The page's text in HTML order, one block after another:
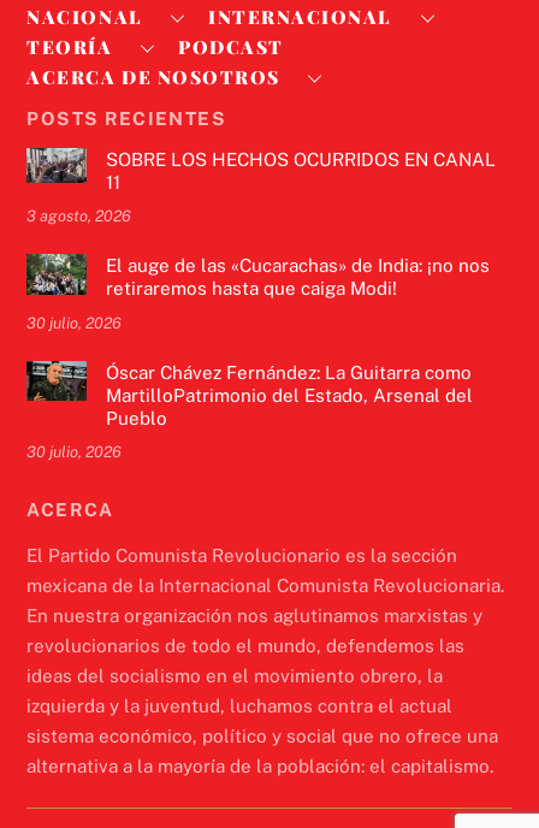
NACIONAL
INTERNACIONAL
TEORÍA
PODCAST
ACERCA DE NOSOTROS
POSTS RECIENTES
SOBRE LOS HECHOS OCURRIDOS EN CANAL
11
3 agosto, 2026
El auge de las «Cucarachas» de India: ¡no nos
retiraremos hasta que caiga Modi!
30 julio, 2026
Óscar Chávez Fernández: La Guitarra como
MartilloPatrimonio del Estado, Arsenal del
Pueblo
30 julio, 2026
ACERCA
El Partido Comunista Revolucionario es la sección
mexicana de la Internacional Comunista Revolucionaria.
En nuestra organización nos aglutinamos marxistas y
revolucionarios de todo el mundo, defendemos las
ideas del socialismo en el movimiento obrero, la
izquierda y la juventud, luchamos contra el actual
sistema económico, político y social que no ofrece una
alternativa a la mayoría de la población: el capitalismo.